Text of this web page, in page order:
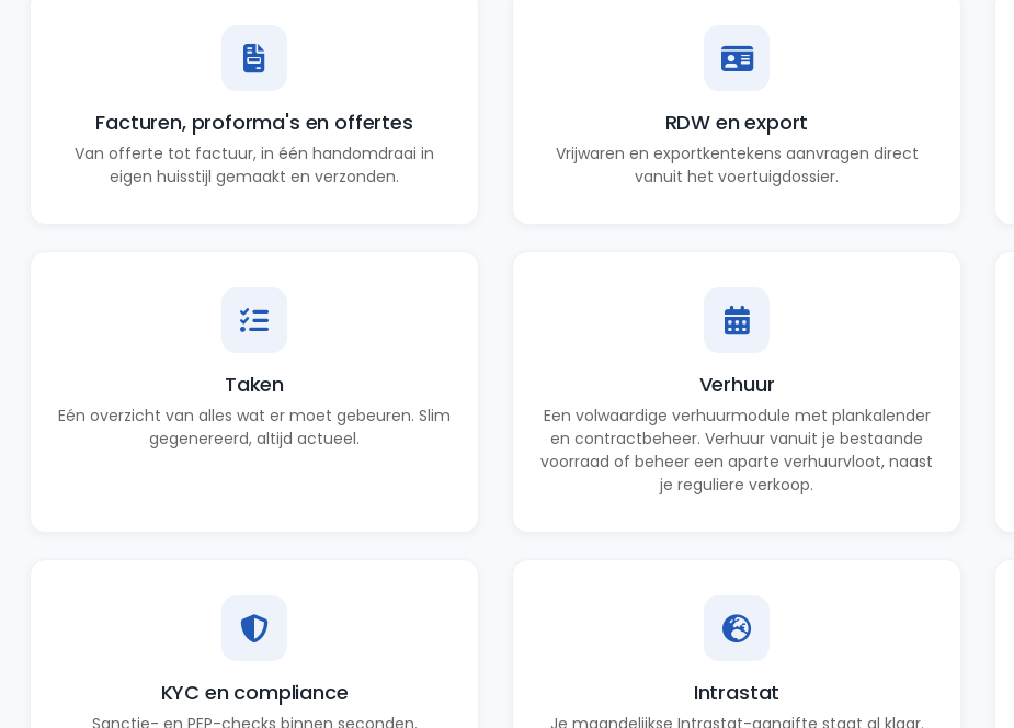
Facturen, proforma's en offertes
Van offerte tot factuur, in één handomdraai in
eigen huisstijl gemaakt en verzonden.
RDW en export
Vrijwaren en exportkentekens aanvragen direct
vanuit het voertuigdossier.
Taken
Eén overzicht van alles wat er moet gebeuren. Slim
gegenereerd, altijd actueel.
Verhuur
Een volwaardige verhuurmodule met plankalender
en contractbeheer. Verhuur vanuit je bestaande
voorraad of beheer een aparte verhuurvloot, naast
je reguliere verkoop.
KYC en compliance Intrastat